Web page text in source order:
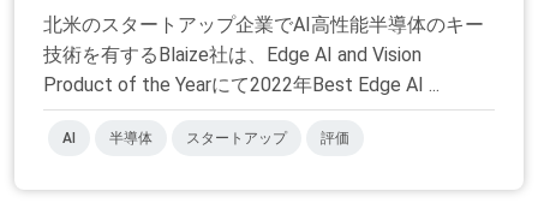
北米のスタートアップ企業でAI高性能半導体のキー
技術を有するBlaize社は、Edge AI and Vision
Product of the Yearにて2022年Best Edge AI ...
AI 半導体 スタートアップ 評価